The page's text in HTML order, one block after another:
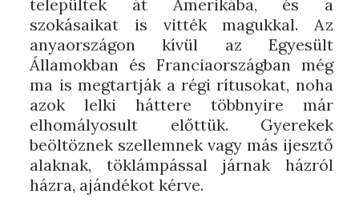
települtek át Amerikába, és a
szokásaikat is vitték magukkal. Az
anyaországon kívül az Egyesült
Államokban és Franciaországban még
ma is megtartják a régi rítusokat, noha
azok lelki háttere többnyire már
elhomályosult előttük. Gyerekek
beöltöznek szellemnek vagy más ijesztő
alaknak, töklámpással járnak házról
házra, ajándékot kérve.